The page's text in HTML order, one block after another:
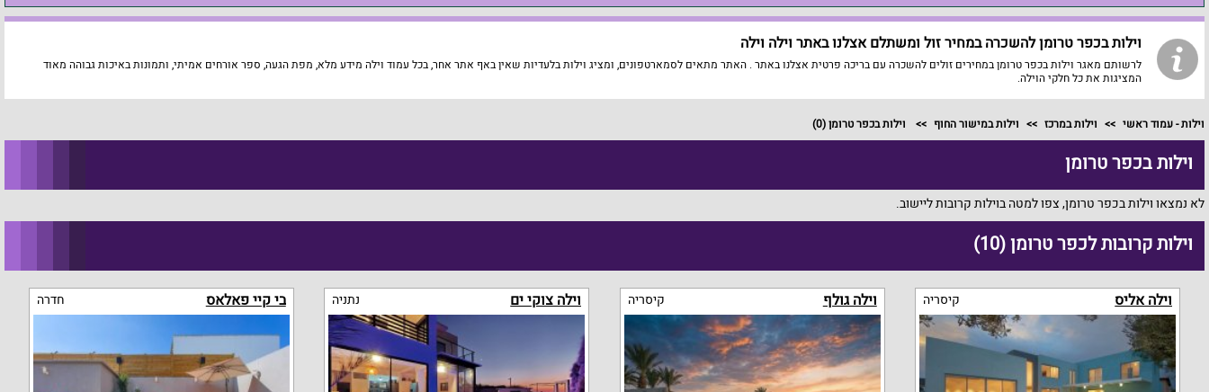
וילות בכפר טרומן להשכרה במחיר זול ומשתלם אצלנו באתר וילה וילה
לרשותם מאגר וילות בכפר טרומן במחירים זולים להשכרה עם בריכה פרטית אצלנו באתר . האתר מתאים לסמארטפונים, ומציג וילות בלעדיות שאין באף אתר אחר, בכל עמוד וילה מידע מלא, מפת הגעה, ספר אורחים אמיתי, ותמונות באיכות גבוהה מאוד
המציגות את כל חלקי הוילה.
וילות - עמוד ראשי וילות במרכז וילות במישור החוף וילות בכפר טרומן(0)
וילות בכפר טרומן
לא נמצאו וילות בכפר טרומן, צפו למטה בוילות קרובות ליישוב.
וילות קרובות לכפר טרומן (10)
וילה אליס קיסריה וילה גולף קיסריה וילה צוקי ים נתניה בי קיי פאלאס חדרה